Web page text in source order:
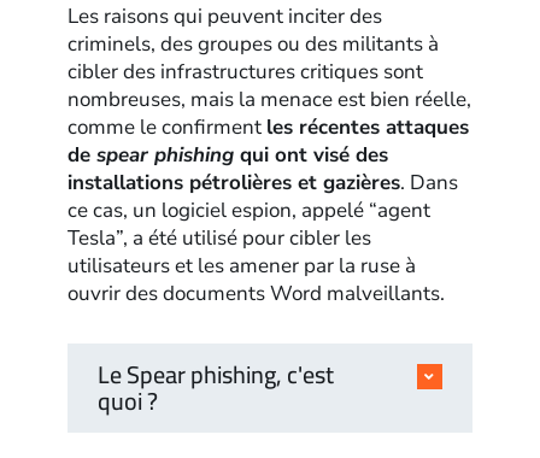
Les raisons qui peuvent inciter des
criminels, des groupes ou des militants à
cibler des infrastructures critiques sont
nombreuses, mais la menace est bien réelle,
comme le confirment les récentes attaques
despear phishing qui ont visé des
installations pétrolières et gazières. Dans
ce cas, un logiciel espion, appelé “agent
Tesla”, a été utilisé pour cibler les
utilisateurs et les amener par la ruse à
ouvrir des documents Word malveillants.
Le Spear phishing, c'est
quoi ?